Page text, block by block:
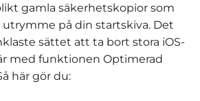
gamla säkerhetskopior som
på din startskiva. Det
sättet att ta bort stora iOS-
med funktionen Optimerad
här gör du: